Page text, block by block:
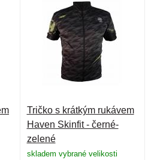
Tričko s krátkým rukávem
Haven Skinfit - černé-
zelené
skladem vybrané velikosti